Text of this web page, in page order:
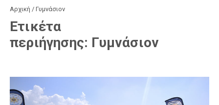
Αρχική / Γυμνάσιον
Ετικέτα
περιήγησης: Γυμνάσιον